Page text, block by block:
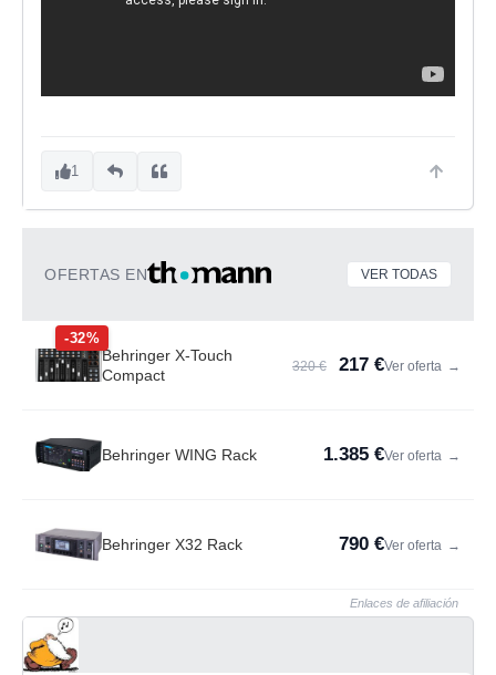
1
OFERTAS EN VER TODAS
-32%
Behringer X-Touch
Compact
320 € 217 €Ver oferta →
Behringer WING Rack 1.385 €Ver oferta →
Behringer X32 Rack 790 €Ver oferta →
Enlaces de afiliación